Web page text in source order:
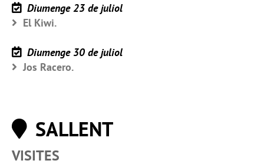
Diumenge 23 de juliol
El Kiwi.
Diumenge 30 de juliol
Jos Racero.
SALLENT
VISITES